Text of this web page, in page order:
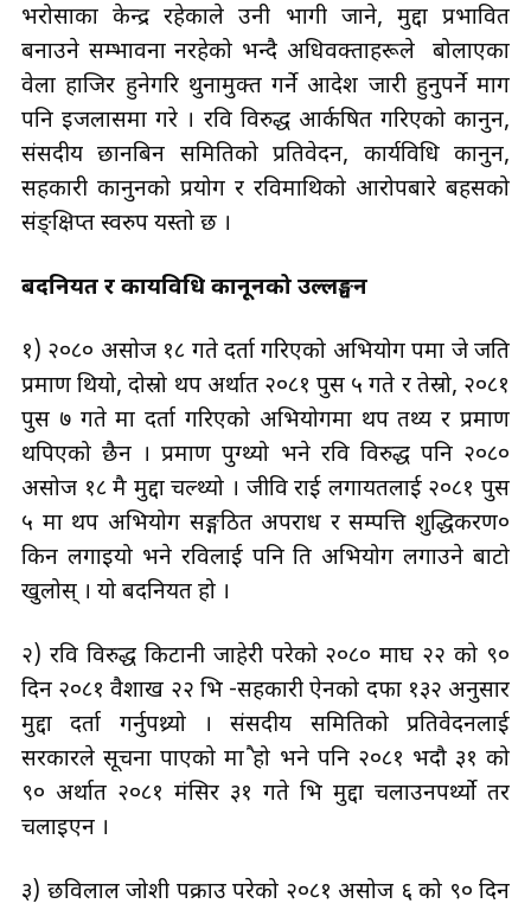
भरोसाका केन्द्र रहेकाले उनी भागी जाने, मुद्दा प्रभावित
बनाउने सम्भावना नरहेको भन्दै अधिवक्ताहरूले बोलाएका
वेला हाजिर हुनेगरि थुनामुक्त गर्ने आदेश जारी हुनुपर्ने माग
पनि इजलासमा गरे । रवि विरुद्ध आर्कषित गरिएको कानुन,
संसदीय छानबिन समितिको प्रतिवेदन, कार्यविधि कानुन,
सहकारी कानुनको प्रयोग र रविमाथिको आरोपबारे बहसको
संङ्‌क्षिप्‍त स्वरुप यस्तो छ ।
बदनियत र कार्यविधि कानूनको उल्लङ्घन
१) २०८० असोज १८ गते दर्ता गरिएको अभियोग पत्रमा जे जति
प्रमाण थियो, दोस्रो थप अर्थात २०८१ पुस ५ गते र तेस्रो, २०८१
पुस ७ गते मा दर्ता गरिएको अभियोगमा थप तथ्य र प्रमाण
थपिएको छैन । प्रमाण पुग्थ्यो भने रवि विरुद्ध पनि २०८०
असोज १८ मै मुद्दा चल्थ्यो । जीवि राई लगायतलाई २०८१ पुस
५ मा थप अभियोग सङ्गठित अपराध र सम्पत्ति शुद्धिकरण०
किन लगाइयो भने रविलाई पनि ति अभियोग लगाउने बाटो
खुलोस् । यो बदनियत हो ।
२) रवि विरुद्ध किटानी जाहेरी परेको २०८० माघ २२ को ९०
दिन २०८१ वैशाख २२ भित्र -सहकारी ऐनको दफा १३२ अनुसार
मुद्दा दर्ता गर्नुपथ्र्यो । संसदीय समितिको प्रतिवेदनलाई
सरकारले सूचना पाएको मात्रै हो भने पनि २०८१ भदौ ३१ को
९० अर्थात २०८१ मंसिर ३१ गते भित्र मुद्दा चलाउनपर्थ्यो तर
चलाइएन ।
३) छविलाल जोशी पक्राउ परेको २०८१ असोज ६ को ९० दिन